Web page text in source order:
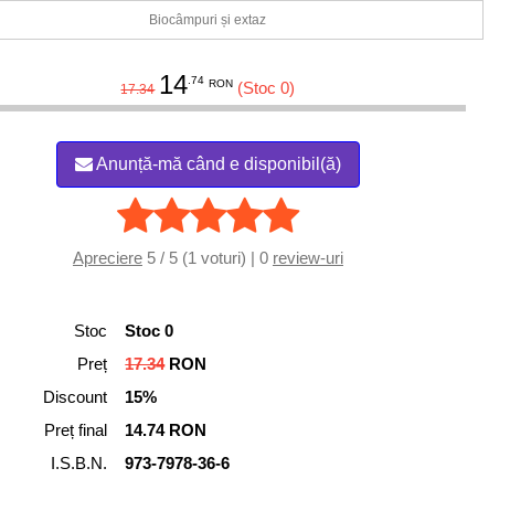
Biocâmpuri și extaz
17.34 14 .74 RON (Stoc 0)
Anunță-mă când e disponibil(ă)
Apreciere5 / 5 (1 voturi) | 0 review-uri
Stoc
Stoc 0
Preț
17.34RON
Discount
15%
Preț final
14.74 RON
I.S.B.N.
973-7978-36-6